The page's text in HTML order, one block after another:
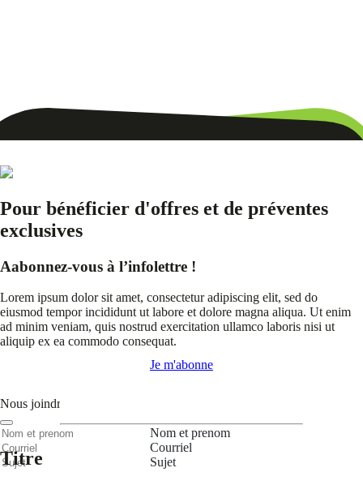
Pour bénéficier d'offres et de préventes
exclusives
Aabonnez-vous à l’infolettre !
Lorem ipsum dolor sit amet, consectetur adipiscing elit, sed do
eiusmod tempor incididunt ut labore et dolore magna aliqua. Ut enim
ad minim veniam, quis nostrud exercitation ullamco laboris nisi ut
aliquip ex ea commodo consequat.
Je m'abonne
Titre
Nous joindre
Nom et prenom
Courriel
Sujet